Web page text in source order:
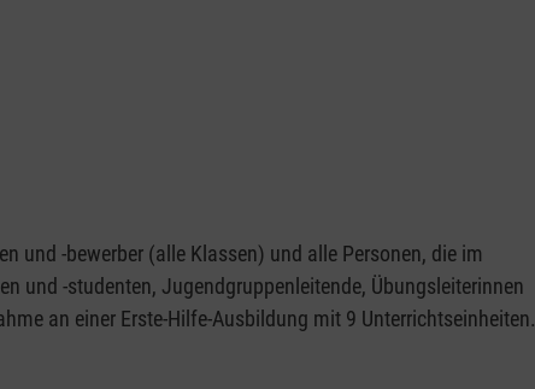
und -bewerber (alle Klassen) und alle Personen, die im
und -studenten, Jugendgruppenleitende, Übungsleiterinnen
an einer Erste-Hilfe-Ausbildung mit 9 Unterrichtseinheiten.